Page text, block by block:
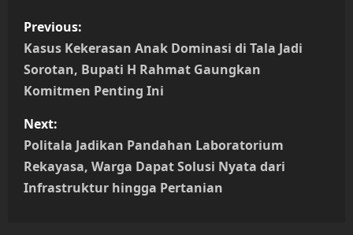
P
o
s
t
n
a
Previous:
Kasus Kekerasan Anak Dominasi di Tala Jadi
Sorotan, Bupati H Rahmat Gaungkan
Komitmen Penting Ini
Next:
Politala Jadikan Pandahan Laboratorium
Rekayasa, Warga Dapat Solusi Nyata dari
Infrastruktur hingga Pertanian